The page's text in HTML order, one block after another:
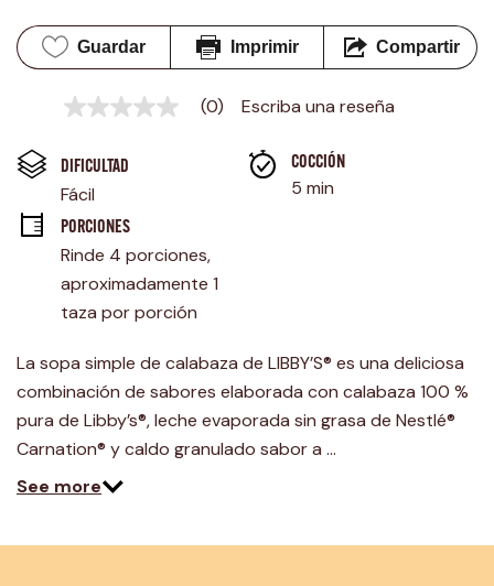
Guardar Imprimir Compartir
Sin
en
la
misma
página.
(0) Escriba una reseña
DIFICULTAD
Fácil
COCCIÓN
5 min
PORCIONES
Rinde 4 porciones,
aproximadamente 1
taza por porción
La sopa simple de calabaza de LIBBY’S® es una deliciosa
combinación de sabores elaborada con calabaza 100 %
pura de Libby’s®, leche evaporada sin grasa de Nestlé®
Carnation® y caldo granulado sabor a …
See more